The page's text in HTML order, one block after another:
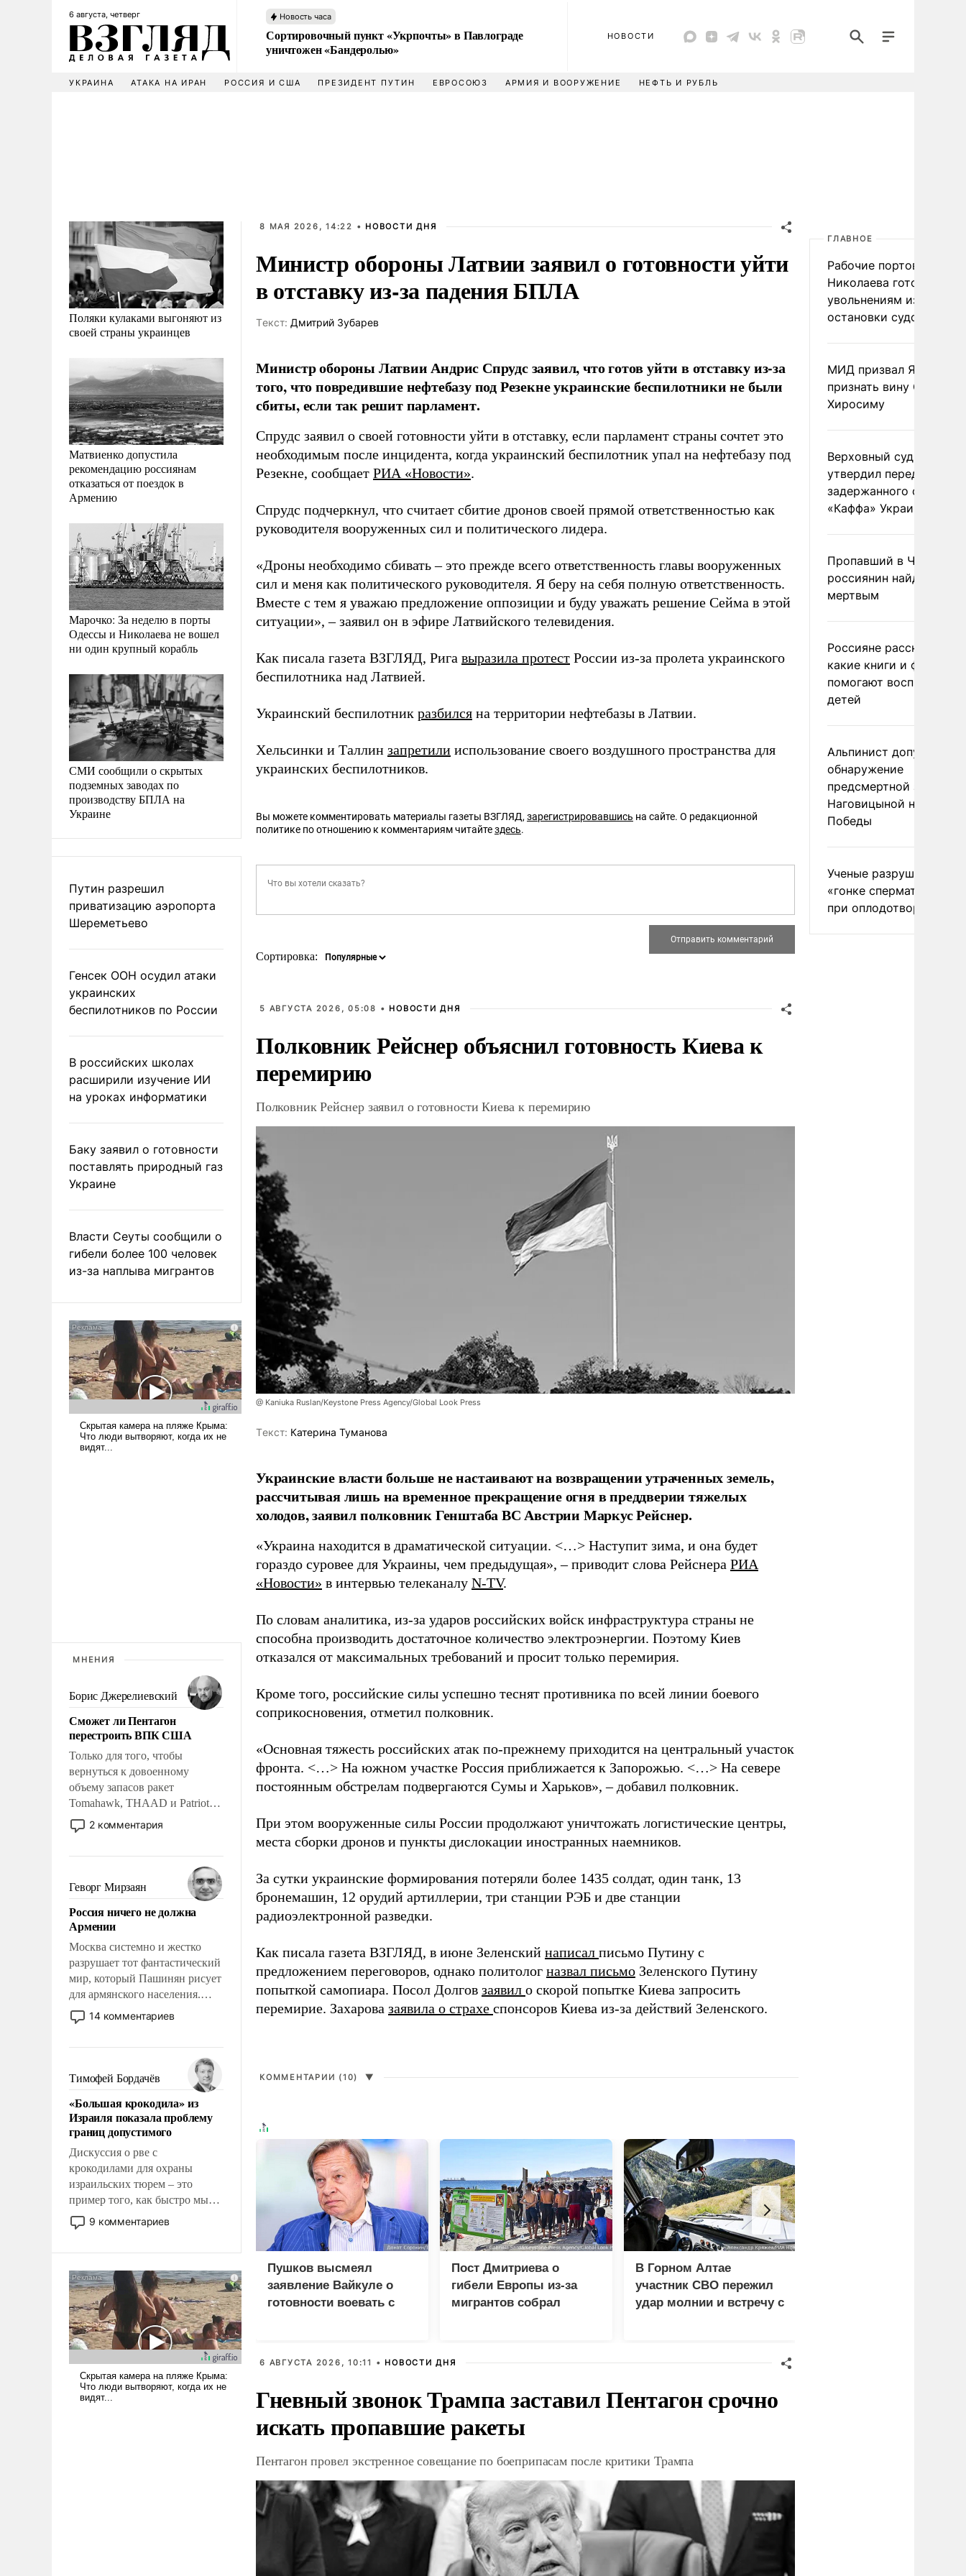
6 августа, четверг Новость часа
Сортировочный пункт «Укрпочты» в Павлограде
уничтожен «Бандеролью»
НОВОСТИ
УКРАИНА АТАКА НА ИРАН РОССИЯ И США ПРЕЗИДЕНТ ПУТИН ЕВРОСОЮЗ АРМИЯ И ВООРУЖЕНИЕ НЕФТЬ И РУБЛЬ
Поляки кулаками выгоняют из
своей страны украинцев
Матвиенко допустила
рекомендацию россиянам
отказаться от поездок в
Армению
Марочко: За неделю в порты
Одессы и Николаева не вошел
ни один крупный корабль
СМИ сообщили о скрытых
подземных заводах по
производству БПЛА на
Украине
Путин разрешил
приватизацию аэропорта
Шереметьево
Генсек ООН осудил атаки
украинских
беспилотников по России
В российских школах
расширили изучение ИИ
на уроках информатики
Баку заявил о готовности
поставлять природный газ
Украине
Власти Сеуты сообщили о
гибели более 100 человек
из-за наплыва мигрантов
МНЕНИЯ
Борис Джерелиевский
Сможет ли Пентагон
перестроить ВПК США
Только для того, чтобы
вернуться к довоенному
объему запасов ракет
Tomahawk, THAAD и Patriot
США потребуется более трех
лет. Даже небольшая война с
Сложившаяся ситуация
означает многолетний период
уязвимости США, например,
перед Китаем.
2 комментария
Геворг Мирзаян
Россия ничего не должна
Армении
Москва системно и жестко
разрушает тот фантастический
мир, который Пашинян рисует
для армянского населения.
Мир, где политические
прожекты будут безусловно
налогоплательщиков и где
Еревану за свои поступки не
нужно отвечать.
14 комментариев
Тимофей Бордачёв
«Большая крокодила» из
Израиля показала проблему
границ допустимого
Дискуссия о рве с
крокодилами для охраны
израильских тюрем – это
пример того, как быстро мы
двигаемся по пути
революционных изменений.
псевдонаучной фантастики,
стало всерьез обсуждаемой
идеей.
9 комментариев
8 МАЯ 2026, 14:22 • НОВОСТИ ДНЯ
Министр обороны Латвии заявил о готовности уйти
в отставку из-за падения БПЛА
Tекст: Дмитрий Зубарев
Министр обороны Латвии Андрис Спрудс заявил, что готов уйти в отставку из-за
того, что повредившие нефтебазу под Резекне украинские беспилотники не были
сбиты, если так решит парламент.
Спрудс заявил о своей готовности уйти в отставку, если парламент страны сочтет это
необходимым после инцидента, когда украинский беспилотник упал на нефтебазу под
Резекне, сообщает РИА «Новости».
Спрудс подчеркнул, что считает сбитие дронов своей прямой ответственностью как
руководителя вооруженных сил и политического лидера.
«Дроны необходимо сбивать – это прежде всего ответственность главы вооруженных
сил и меня как политического руководителя. Я беру на себя полную ответственность.
Вместе с тем я уважаю предложение оппозиции и буду уважать решение Сейма в этой
ситуации», – заявил он в эфире Латвийского телевидения.
Как писала газета ВЗГЛЯД, Рига выразила протест России из-за пролета украинского
беспилотника над Латвией.
Украинский беспилотник разбился на территории нефтебазы в Латвии.
Хельсинки и Таллин запретили использование своего воздушного пространства для
украинских беспилотников.
Вы можете комментировать материалы газеты ВЗГЛЯД, зарегистрировавшись на сайте. О редакционной
политике по отношению к комментариям читайтездесь.
Сортировка:
5 АВГУСТА 2026, 05:08 • НОВОСТИ ДНЯ
Полковник Рейснер объяснил готовность Киева к
перемирию
Полковник Рейснер заявил о готовности Киева к перемирию
@ Kaniuka Ruslan/Keystone Press Agency/Global Look Press
Tекст: Катерина Туманова
Украинские власти больше не настаивают на возвращении утраченных земель,
рассчитывая лишь на временное прекращение огня в преддверии тяжелых
холодов, заявил полковник Генштаба ВС Австрии Маркус Рейснер.
«Украина находится в драматической ситуации. <…> Наступит зима, и она будет
гораздо суровее для Украины, чем предыдущая», – приводит слова Рейснера РИА
«Новости» в интервью телеканалу N-TV.
По словам аналитика, из-за ударов российских войск инфраструктура страны не
способна производить достаточное количество электроэнергии. Поэтому Киев
отказался от максимальных требований и просит только перемирия.
Кроме того, российские силы успешно теснят противника по всей линии боевого
соприкосновения, отметил полковник.
«Основная тяжесть российских атак по-прежнему приходится на центральный участок
фронта. <…> На южном участке Россия приближается к Запорожью. <…> На севере
постоянным обстрелам подвергаются Сумы и Харьков», – добавил полковник.
При этом вооруженные силы России продолжают уничтожать логистические центры,
места сборки дронов и пункты дислокации иностранных наемников.
За сутки украинские формирования потеряли более 1435 солдат, один танк, 13
бронемашин, 12 орудий артиллерии, три станции РЭБ и две станции
радиоэлектронной разведки.
Как писала газета ВЗГЛЯД, в июне Зеленский написал письмо Путину с
предложением переговоров, однако политолог назвал письмо Зеленского Путину
попыткой самопиара. Посол Долгов заявил о скорой попытке Киева запросить
перемирие. Захарова заявила о страхе спонсоров Киева из-за действий Зеленского.
КОММЕНТАРИИ (10) ▼
Пушков высмеял
заявление Вайкуле о
готовности воевать с
Пост Дмитриева о
гибели Европы из-за
мигрантов собрал
В Горном Алтае
участник СВО пережил
удар молнии и встречу с
6 АВГУСТА 2026, 10:11 • НОВОСТИ ДНЯ
Гневный звонок Трампа заставил Пентагон срочно
искать пропавшие ракеты
Пентагон провел экстренное совещание по боеприпасам после критики Трампа
ГЛАВНОЕ
Рабочие портов
Николаева готовятся к
увольнениям из-за
остановки судоходства
МИД призвал Японию
признать вину США за
Хиросиму
Верховный суд Швеции
утвердил передачу
задержанного
«Каффа» Украине
Пропавший в
россиянин найден
мертвым
Россияне рассказали,
какие книги и фильмы
помогают воспитывать
детей
Альпинист допустил
обнаружение
предсмертной записки
Наговицыной на пике
Победы
Ученые разрушили миф
«гонке
при оплодотворении